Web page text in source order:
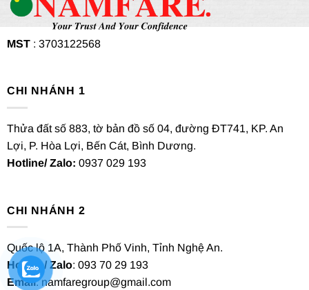
MST: 3703122568
CHI NHÁNH 1
Thửa đất số 883, tờ bản đồ số 04, đường ĐT741, KP. An
Lợi, P. Hòa Lợi, Bến Cát, Bình Dương.
Hotline/ Zalo: 0937 029 193
CHI NHÁNH 2
Quốc lộ 1A, Thành Phố Vinh, Tỉnh Nghệ An.
Hotline/ Zalo: 093 70 29 193
Email: namfaregroup@gmail.com